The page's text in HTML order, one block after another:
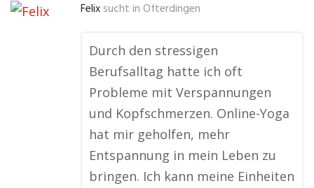
Felix sucht in Ofterdingen
Durch den stressigen
Berufsalltag hatte ich oft
Probleme mit Verspannungen
und Kopfschmerzen. Online-Yoga
hat mir geholfen, mehr
Entspannung in mein Leben zu
bringen. Ich kann meine Einheiten